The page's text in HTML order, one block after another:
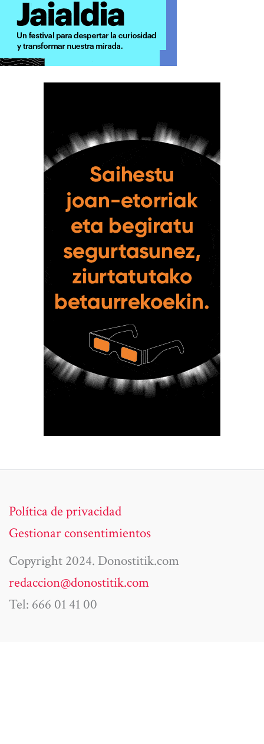
Política de privacidad
Gestionar consentimientos
Copyright 2024. Donostitik.com
redaccion@donostitik.com
Tel: 666 01 41 00